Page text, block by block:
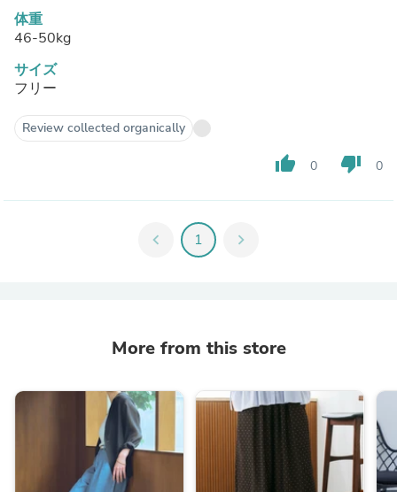
体重
46-50kg
サイズ
フリー
Review collected organically
thumb_up 0 thumb_down 0
chevron_left 1 chevron_right
More from this store